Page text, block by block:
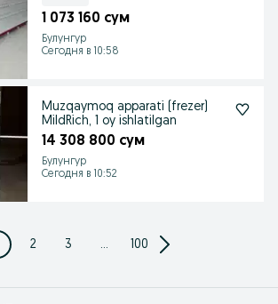
1 073 160 сум
Булунгур
Сегодня в 10:58
Muzqaymoq apparati (frezer)
MildRich, 1 oy ishlatilgan
14 308 800 сум
Булунгур
Сегодня в 10:52
2 3 ... 100